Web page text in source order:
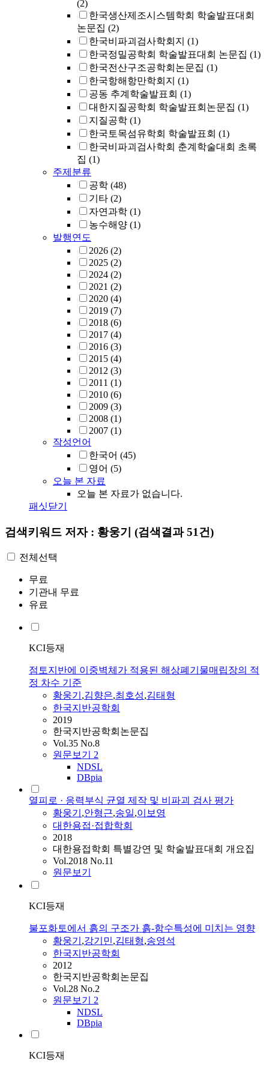
(2)
한국생산제조시스템학회 학술발표대회
논문집 (2)
한국비파괴검사학회지 (1)
한국정밀공학회 학술발표대회 논문집 (1)
한국전산구조공학회논문집 (1)
한국항해항만학회지 (1)
공동 추계학술발표회 (1)
대한지질공학회 학술발표회논문집 (1)
지질공학 (1)
한국토목섬유학회 학술발표회 (1)
한국비파괴검사학회 춘계학술대회 초록
집 (1)
주제분류
공학 (48)
기타 (2)
자연과학 (1)
농수해양 (1)
발행연도
2026 (2)
2025 (2)
2024 (2)
2021 (2)
2020 (4)
2019 (7)
2018 (6)
2017 (4)
2016 (3)
2015 (4)
2012 (3)
2011 (1)
2010 (6)
2009 (3)
2008 (1)
2007 (1)
작성언어
한국어 (45)
영어 (5)
오늘 본 자료
오늘 본 자료가 없습니다.
패싯닫기
검색키워드 저자 : 황웅기 (검색결과 51건)
전체선택
무료
기관내 무료
유료
KCI등재
점토지반에 이중벽체가 적용된 해상폐기물매립장의 적
정 차수 기준
황웅기 ,김향은,최호성,김태형
한국지반공학회
2019
한국지반공학회논문집
Vol.35 No.8
원문보기 2
NDSL
DBpia
열피로 · 응력부식 균열 제작 및 비파괴 검사 평가
황웅기 ,안형근,송일,이보영
대한용접·접합학회
2018
대한용접학회 특별강연 및 학술발표대회 개요집
Vol.2018 No.11
원문보기
KCI등재
불포화토에서 흙의 구조가 흙-함수특성에 미치는 영향
황웅기 ,강기민,김태형,송영석
한국지반공학회
2012
한국지반공학회논문집
Vol.28 No.2
원문보기 2
NDSL
DBpia
KCI등재